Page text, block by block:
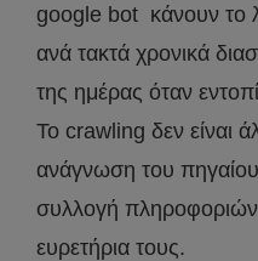
google bot κάνουν το
ανά τακτά χρονικά
της ημέρας όταν
Το crawling δεν είναι
ανάγνωση του
συλλογή πληροφοριών
ευρετήρια τους.